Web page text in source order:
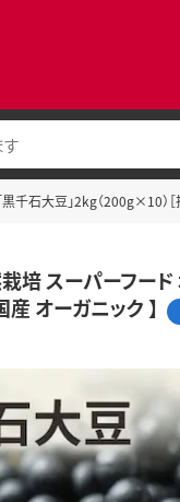
石大豆」2kg（200g×10）
スーパーフード
オーガニック 】